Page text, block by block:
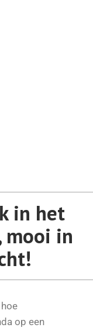
in het
mooi in
op een